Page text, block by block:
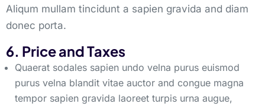
Aliqum mullam tincidunt a sapien gravida and diam
donec porta.
6. Price and Taxes
Quaerat sodales sapien undo velna purus euismod
purus velna blandit vitae auctor and congue magna
tempor sapien gravida laoreet turpis urna augue,